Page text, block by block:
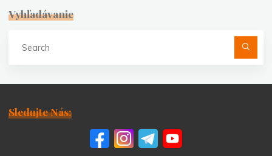
Vyhľadávanie
Sledujte Nás: